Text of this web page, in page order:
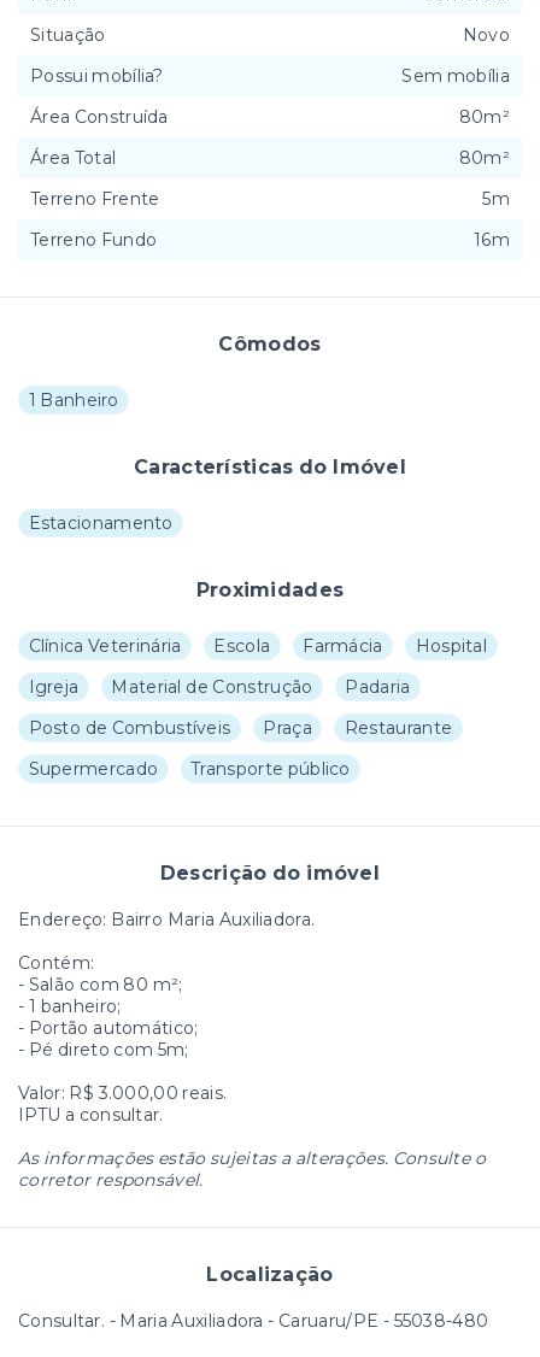
Cômodos
1 Banheiro
Características do Imóvel
Estacionamento
Proximidades
Clínica Veterinária Escola Farmácia
Hospital
Igreja
Material de Construção
Padaria
Posto de Combustíveis
Praça
Restaurante
Supermercado
Transporte público
Descrição do imóvel
Endereço: Bairro Maria Auxiliadora.
Contém:
- Salão com 80 m²;
- 1 banheiro;
- Portão automático;
- Pé direto com 5m;
Valor: R$ 3.000,00 reais.
IPTU a consultar.
As informações estão sujeitas a alterações. Consulte o
corretor responsável.
Localização
Consultar. - Maria Auxiliadora - Caruaru/PE - 55038-480
Situação
Novo
Possui mobília?
Sem mobília
Área Construída
80m²
Área Total
80m²
Terreno Frente
5m
Terreno Fundo
16m